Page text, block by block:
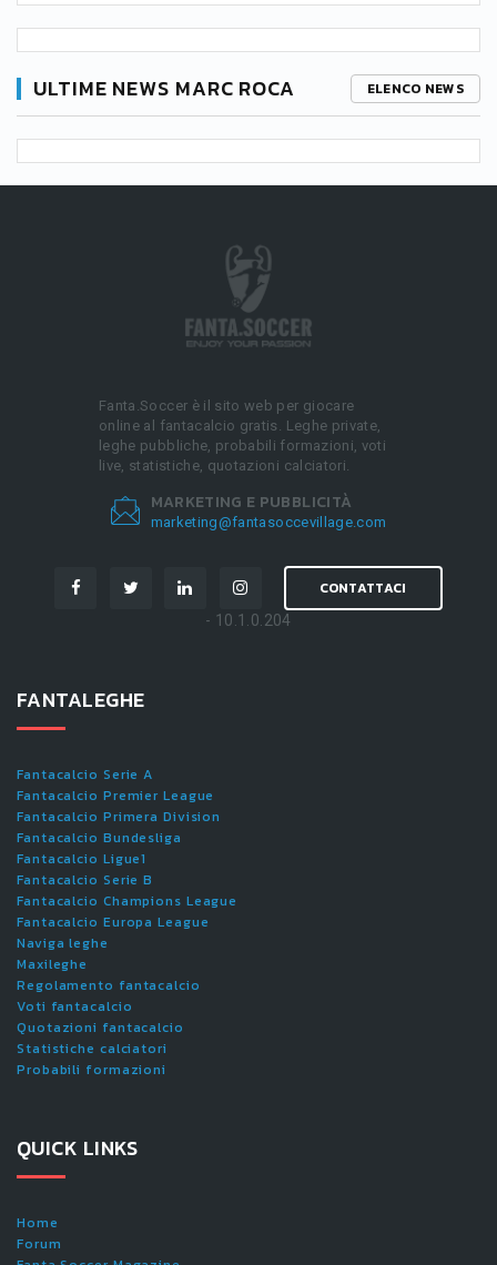
ULTIME NEWS MARC ROCA ELENCO NEWS
Fanta.Soccer è il sito web per giocare
online al fantacalcio gratis. Leghe private,
leghe pubbliche, probabili formazioni, voti
live, statistiche, quotazioni calciatori.
MARKETING E PUBBLICITÀ
marketing@fantasoccevillage.com
CONTATTACI
- 10.1.0.204
FANTALEGHE
Fantacalcio Serie A
Fantacalcio Premier League
Fantacalcio Primera Division
Fantacalcio Bundesliga
Fantacalcio Ligue1
Fantacalcio Serie B
Fantacalcio Champions League
Fantacalcio Europa League
Naviga leghe
Maxileghe
Regolamento fantacalcio
Voti fantacalcio
Quotazioni fantacalcio
Statistiche calciatori
Probabili formazioni
QUICK LINKS
Home
Forum